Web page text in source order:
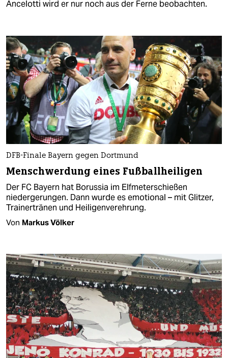
Ancelotti wird er nur noch aus der Ferne beobachten.
DFB-Finale Bayern gegen Dortmund
Menschwerdung eines Fußballheiligen
Der FC Bayern hat Borussia im Elfmeterschießen
niedergerungen. Dann wurde es emotional – mit Glitzer,
Trainertränen und Heiligenverehrung.
Von Markus Völker